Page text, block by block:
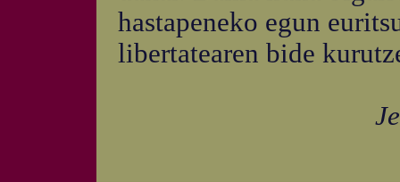
hastapeneko egun
libertatearen bide